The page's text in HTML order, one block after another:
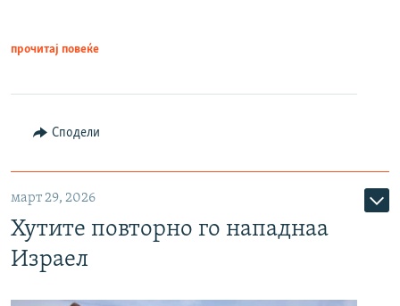
прочитај повеќе
Сподели
март 29, 2026
Хутите повторно го нападнаа
Израел